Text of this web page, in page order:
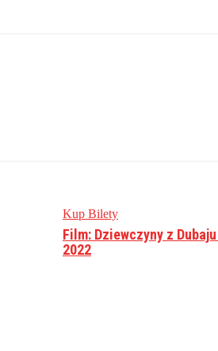
Kup Bilety
Film: Dziewczyny z
2022